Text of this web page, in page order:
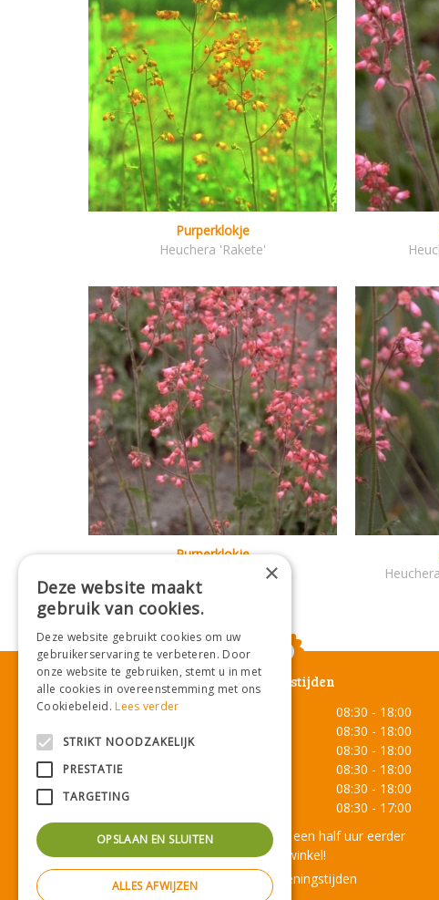
Purperklokje
Heuchera 'Rakete'
Purperklokje
Heuchera 'Pluie de Feu'
Openingstijden
Maandag
08:30 - 18:00
08:30 - 18:00
Woensdag
08:30 - 18:00
08:30 - 18:00
08:30 - 18:00
08:30 - 17:00
Onze lunchroom sluit een half uur eerder
dan de winkel!
Toon alle openingstijden
×
Deze website maakt
gebruik van cookies.
Deze website gebruikt cookies om uw
gebruikerservaring te verbeteren. Door
onze website te gebruiken, stemt u in met
alle cookies in overeenstemming met ons
Cookiebeleid.Lees verder
STRIKT NOODZAKELIJK
PRESTATIE
TARGETING
OPSLAAN EN SLUITEN
ALLES AFWIJZEN